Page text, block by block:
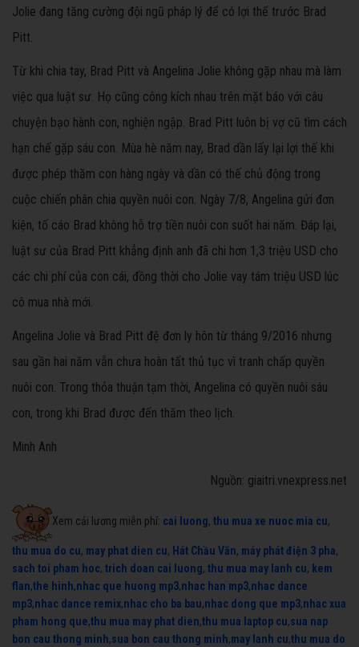
Jolie đang tăng cường đội ngũ pháp lý để có lợi thế trước Brad
Pitt.
Từ khi chia tay, Brad Pitt và Angelina Jolie không gặp nhau mà làm
việc qua luật sư. Họ cũng công kích nhau trên mặt báo với câu
chuyện bạo hành con, nghiện ngập. Brad Pitt luôn bị vợ cũ tìm cách
hạn chế gặp sáu con. Mùa hè năm nay, Brad dần lấy lại lợi thế khi
được phép thăm con hàng ngày và dần có thế chủ động trong
cuộc chiến phân chia quyền nuôi con. Ngày 7/8, Angelina gửi đơn
kiện, tố cáo Brad không hỗ trợ tiền nuôi con suốt hai năm. Đáp lại,
luật sư của Brad Pitt khẳng định anh đã chi hơn 1,3 triệu USD cho
các chi phí của con cái, đồng thời cho Jolie vay tám triệu USD lúc
cô mua nhà mới.
Angelina Jolie và Brad Pitt đệ đơn ly hôn từ tháng 9/2016 nhưng
sau gần hai năm vẫn chưa hoàn tất thủ tục vì tranh chấp quyền
nuôi con. Trong thỏa thuận tạm thời, Angelina có quyền nuôi sáu
con, trong khi Brad được đến thăm theo lịch.
Minh Anh
Nguồn: giaitri.vnexpress.net
Xem cải lương miễn phí: cai luong, thu mua xe nuoc mia cu,
thu mua do cu, may phat dien cu, Hát Chầu Văn, máy phát điện 3 pha,
sach toi pham hoc, trich doan cai luong, thu mua may lanh cu, kem
flan,the hinh,nhac que huong mp3,nhac han mp3,nhac dance
mp3,nhac dance remix,nhac cho ba bau,nhac dong que mp3,nhac xua
pham hong que,thu mua may phat dien,thu mua laptop cu,sua nap
bon cau thong minh,sua bon cau thong minh,may lanh cu,thu mua do